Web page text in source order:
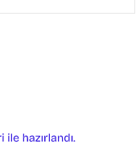
e-